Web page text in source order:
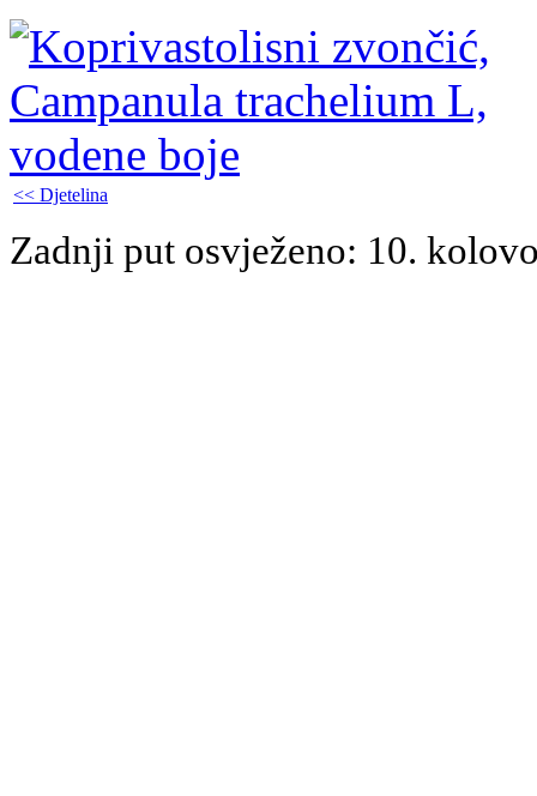
<< Djetelina
Zadnji put osvježeno: 10.